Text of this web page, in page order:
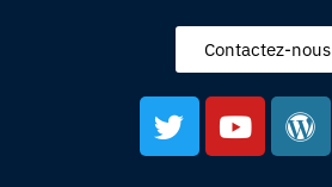
Contactez-nous